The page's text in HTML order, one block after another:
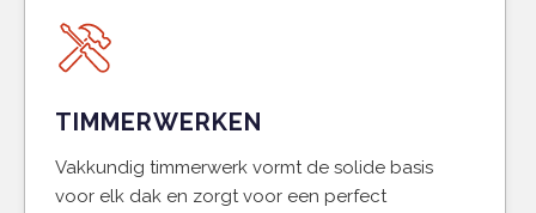
TIMMERWERKEN
Vakkundig timmerwerk vormt de solide basis
voor elk dak en zorgt voor een perfect